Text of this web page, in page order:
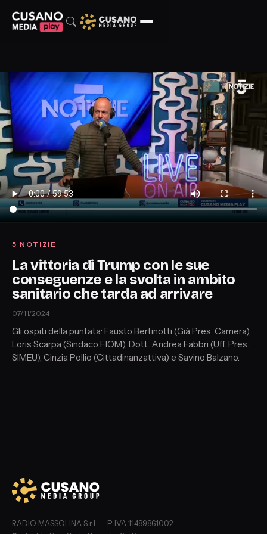
5 NOTIZIE
La vittoria di Trump con le sue
conseguenze e la svolta in ambito
sanitario che tarda ad arrivare
07/11/2024
Gli ospiti della puntata: Fausto Bertinotti (Già Pres. Camera),
Loris Scarpa (Sindaco FIOM), Dott. Andrea Fabbri (Uff. Pres.
SIMEU), Cinzia Pollio (Cittadinanzattiva) e Savino Balzano.
RADIO MASSOLINA S.r.l. — P. IVA 11489861002